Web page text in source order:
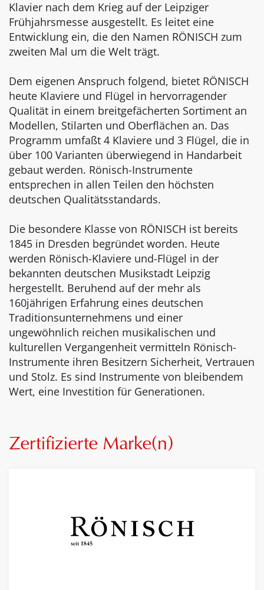
Klavier nach dem Krieg auf der Leipziger
Frühjahrsmesse ausgestellt. Es leitet eine
Entwicklung ein, die den Namen RÖNISCH zum
zweiten Mal um die Welt trägt.
Dem eigenen Anspruch folgend, bietet RÖNISCH
heute Klaviere und Flügel in hervorragender
Qualität in einem breitgefächerten Sortiment an
Modellen, Stilarten und Oberflächen an. Das
Programm umfaßt 4 Klaviere und 3 Flügel, die in
über 100 Varianten überwiegend in Handarbeit
gebaut werden. Rönisch-Instrumente
entsprechen in allen Teilen den höchsten
deutschen Qualitätsstandards.
Die besondere Klasse von RÖNISCH ist bereits
1845 in Dresden begründet worden. Heute
werden Rönisch-Klaviere und-Flügel in der
bekannten deutschen Musikstadt Leipzig
hergestellt. Beruhend auf der mehr als
160jährigen Erfahrung eines deutschen
Traditionsunternehmens und einer
ungewöhnlich reichen musikalischen und
kulturellen Vergangenheit vermitteln Rönisch-
Instrumente ihren Besitzern Sicherheit, Vertrauen
und Stolz. Es sind Instrumente von bleibendem
Wert, eine Investition für Generationen.
Zertifizierte Marke(n)